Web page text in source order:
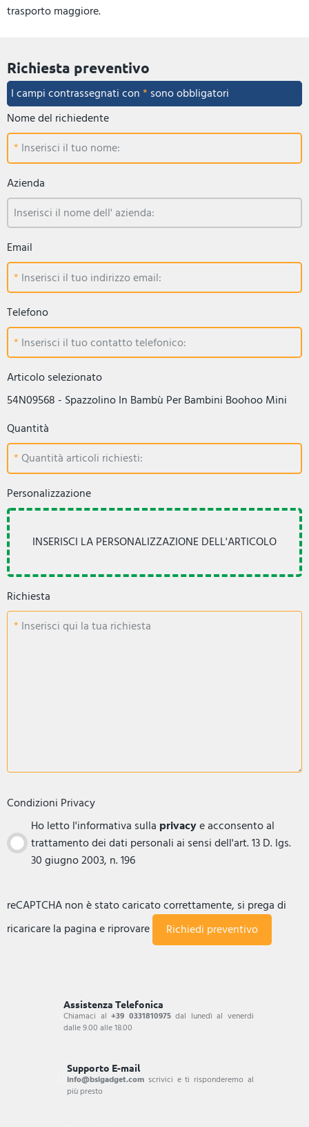
trasporto maggiore.
Richiesta preventivo
I campi contrassegnati con* sono obbligatori
Nome del richiedente
Inserisci il tuo nome:
Azienda
Inserisci il nome dell' azienda:
Email
Inserisci il tuo indirizzo email:
Telefono
Inserisci il tuo contatto telefonico:
Articolo selezionato
54N09568 - Spazzolino In Bambù Per Bambini Boohoo Mini
Quantità
Quantità articoli richiesti:
Personalizzazione
Richiesta
Inserisci qui la tua richiesta
Condizioni Privacy
Ho letto l'informativa sulla privacye acconsento al
trattamento dei dati personali ai sensi dell'art. 13 D. lgs.
30 giugno 2003, n. 196
reCAPTCHA non è stato caricato correttamente, si prega di
ricaricare la pagina e riprovare
Assistenza Telefonica
Chiamaci al+39 0331810975dal lunedì al venerdi
dalle 9.00 alle 18.00
Supporto E-mail
info@bsigadget.com scrivici e ti risponderemo al
più presto